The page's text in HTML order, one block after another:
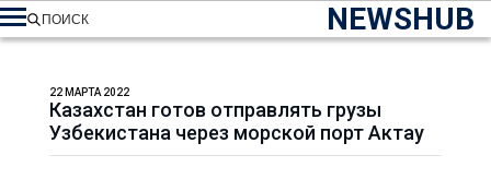
NEWSHUB
ПОИСК
Казахстан готов отправлять грузы
Узбекистана через морской порт Актау
22 МАРТА 2022